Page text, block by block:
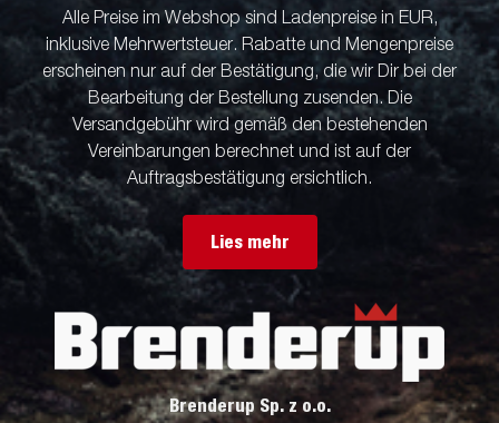
Alle Preise im Webshop sind Ladenpreise in EUR,
inklusive Mehrwertsteuer. Rabatte und Mengenpreise
erscheinen nur auf der Bestätigung, die wir Dir bei der
Bearbeitung der Bestellung zusenden. Die
Versandgebühr wird gemäß den bestehenden
Vereinbarungen berechnet und ist auf der
Auftragsbestätigung ersichtlich.
Lies mehr
Brenderup Sp. z o.o.